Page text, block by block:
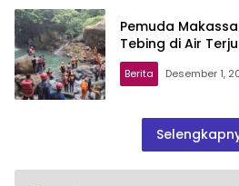
Pemuda
Tebing di Air
Berita Desember 1,